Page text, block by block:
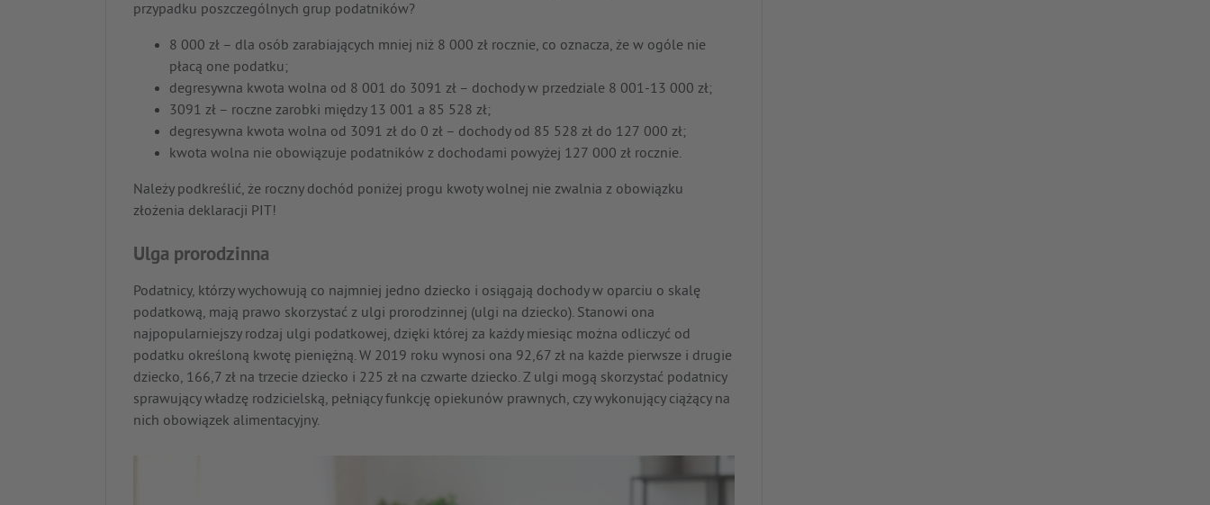
przypadku poszczególnych grup podatników?
8 000 zł – dla osób zarabiających mniej niż 8 000 zł rocznie, co oznacza, że w ogóle nie
płacą one podatku;
degresywna kwota wolna od 8 001 do 3091 zł – dochody w przedziale 8 001-13 000 zł;
3091 zł – roczne zarobki między 13 001 a 85 528 zł;
degresywna kwota wolna od 3091 zł do 0 zł – dochody od 85 528 zł do 127 000 zł;
kwota wolna nie obowiązuje podatników z dochodami powyżej 127 000 zł rocznie.
Należy podkreślić, że roczny dochód poniżej progu kwoty wolnej nie zwalnia z obowiązku
złożenia deklaracji PIT!
Ulga prorodzinna
Podatnicy, którzy wychowują co najmniej jedno dziecko i osiągają dochody w oparciu o skalę
podatkową, mają prawo skorzystać z ulgi prorodzinnej (ulgi na dziecko). Stanowi ona
najpopularniejszy rodzaj ulgi podatkowej, dzięki której za każdy miesiąc można odliczyć od
podatku określoną kwotę pieniężną. W 2019 roku wynosi ona 92,67 zł na każde pierwsze i drugie
dziecko, 166,7 zł na trzecie dziecko i 225 zł na czwarte dziecko. Z ulgi mogą skorzystać podatnicy
sprawujący władzę rodzicielską, pełniący funkcję opiekunów prawnych, czy wykonujący ciążący na
nich obowiązek alimentacyjny.